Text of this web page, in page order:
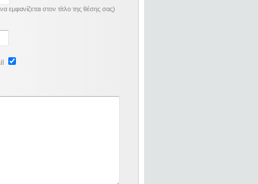
στον τίτλο της θέσης σας)